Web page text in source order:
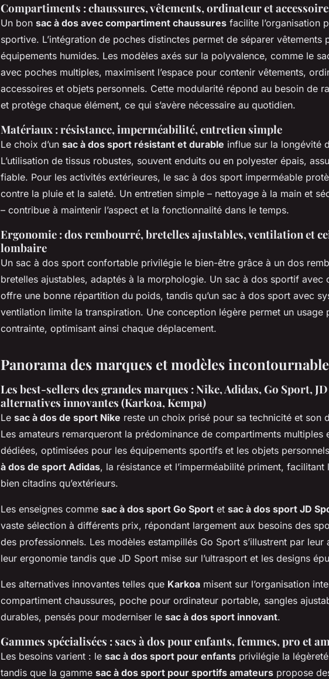
Compartiments : chaussures, vêtements, ordinateur et
Un bon sac à dos avec compartiment chaussures facilite l’organisation
sportive. L’intégration de poches distinctes permet de séparer vêtements
équipements humides. Les modèles axés sur la polyvalence, comme le
avec poches multiples, maximisent l’espace pour contenir vêtements,
accessoires et objets personnels. Cette modularité répond au besoin de
et protège chaque élément, ce qui s’avère nécessaire au quotidien.
Matériaux : résistance, imperméabilité, entretien simple
Le choix d’un sac à dos sport résistant et durable influe sur la longévité
L’utilisation de tissus robustes, souvent enduits ou en polyester épais,
fiable. Pour les activités extérieures, le sac à dos sport imperméable
contre la pluie et la saleté. Un entretien simple – nettoyage à la main et
– contribue à maintenir l’aspect et la fonctionnalité dans le temps.
Ergonomie : dos rembourré, bretelles ajustables, ventilation et
lombaire
Un sac à dos sport confortable privilégie le bien-être grâce à un dos
bretelles ajustables, adaptés à la morphologie. Un sac à dos sportif avec
offre une bonne répartition du poids, tandis qu’un sac à dos sport avec
ventilation limite la transpiration. Une conception légère permet un usage
contrainte, optimisant ainsi chaque déplacement.
Panorama des marques et modèles
Les best-sellers des grandes marques : Nike, Adidas, Go Sport,
alternatives innovantes (Karkoa, Kempa)
Le sac à dos de sport Nike reste un choix prisé pour sa technicité et son
Les amateurs remarqueront la prédominance de compartiments multiples
dédiées, optimisées pour les équipements sportifs et les objets
à dos de sport Adidas, la résistance et l’imperméabilité priment, facilitant
bien citadins qu’extérieurs.
Les enseignes comme sac à dos sport Go Sport et sac à dos sport JD
vaste sélection à différents prix, répondant largement aux besoins des
des professionnels. Les modèles estampillés Go Sport s’illustrent par leur
leur ergonomie tandis que JD Sport mise sur l’ultrasport et les designs
Les alternatives innovantes telles que Karkoa misent sur l’organisation
compartiment chaussures, poche pour ordinateur portable, sangles
durables, pensés pour moderniser le sac à dos sport innovant.
Gammes spécialisées : sacs à dos pour enfants, femmes, pro et
Les besoins varient : le sac à dos sport pour enfants privilégie la
tandis que la gamme sac à dos sport pour sportifs amateurs propose